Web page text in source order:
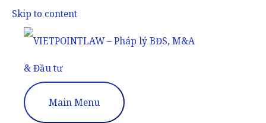
Skip to content
Main Menu